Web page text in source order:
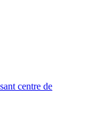
centre de